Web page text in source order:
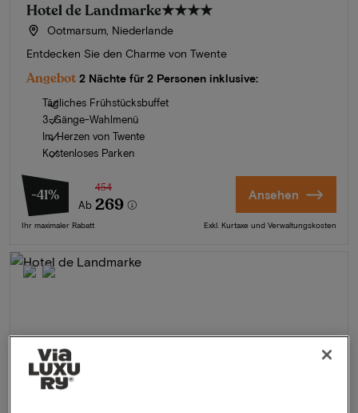
Hotel de Landmarke★★★★
Ootmarsum, Niederlande
Entdecken Sie den Charme von Twente
Angebot 2 Nächte für 2 Personen inklusive:
Tägliches Frühstücksbuffet
3-Gänge-Wahlmenü
Im Herzen von Twente
Kostenloses Parken
-41%
Ab
454
269
Ihr maximaler Rabatt
Ansehen
Exkl. Kurtaxe und Verwaltungskosten